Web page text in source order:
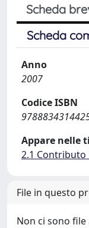
Scheda
Scheda
Anno
2007
Codice ISBN
Appare nelle
2.1 Contributo
File in questo
Non ci sono